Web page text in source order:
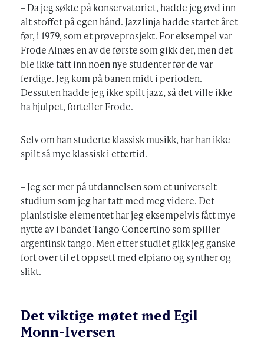
– Da jeg søkte på konservatoriet, hadde jeg øvd inn
alt stoffet på egen hånd. Jazzlinja hadde startet året
før, i 1979, som et prøveprosjekt. For eksempel var
Frode Alnæs en av de første som gikk der, men det
ble ikke tatt inn noen nye studenter før de var
ferdige. Jeg kom på banen midt i perioden.
Dessuten hadde jeg ikke spilt jazz, så det ville ikke
ha hjulpet, forteller Frode.
Selv om han studerte klassisk musikk, har han ikke
spilt så mye klassisk i ettertid.
– Jeg ser mer på utdannelsen som et universelt
studium som jeg har tatt med meg videre. Det
pianistiske elementet har jeg eksempelvis fått mye
nytte av i bandet Tango Concertino som spiller
argentinsk tango. Men etter studiet gikk jeg ganske
fort over til et oppsett med elpiano og synther og
slikt.
Det viktige møtet med Egil
Monn-Iversen